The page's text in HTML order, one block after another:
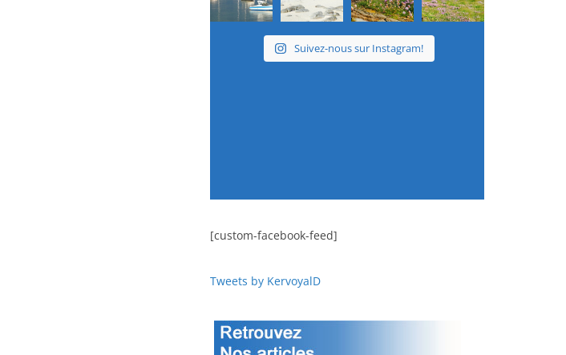
Suivez-nous sur Instagram!
[custom-facebook-feed]
Tweets by KervoyalD